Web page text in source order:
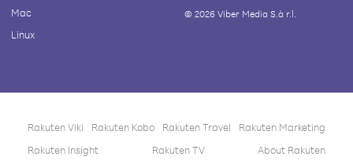
Mac
Linux
© 2026Viber Media S.à r.l.
Rakuten Viki Rakuten Kobo Rakuten Travel
Rakuten Marketing
Rakuten Insight
Rakuten TV About Rakuten